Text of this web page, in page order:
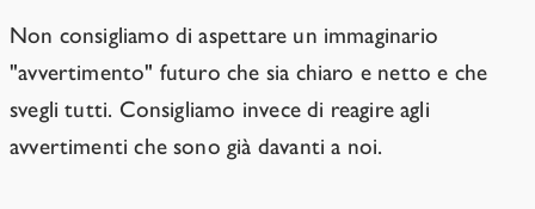
Non consigliamo di aspettare un immaginario
"avvertimento" futuro che sia chiaro e netto e che
svegli tutti. Consigliamo invece di reagire agli
avvertimenti che sono già davanti a noi.